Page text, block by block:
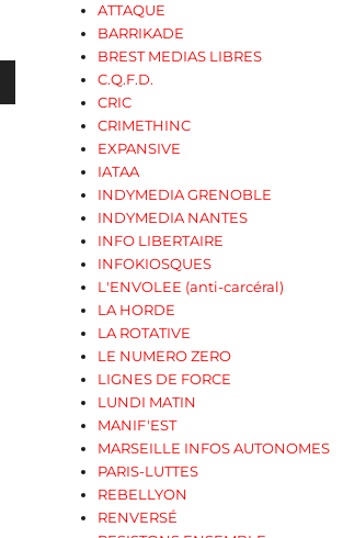
ATTAQUE
BARRIKADE
BREST MEDIAS LIBRES
C.Q.F.D.
CRIC
CRIMETHINC
EXPANSIVE
IATAA
INDYMEDIA GRENOBLE
INDYMEDIA NANTES
INFO LIBERTAIRE
INFOKIOSQUES
L'ENVOLEE (anti-carcéral)
LA HORDE
LA ROTATIVE
LE NUMERO ZERO
LIGNES DE FORCE
LUNDI MATIN
MANIF'EST
MARSEILLE INFOS AUTONOMES
PARIS-LUTTES
REBELLYON
RENVERSÉ